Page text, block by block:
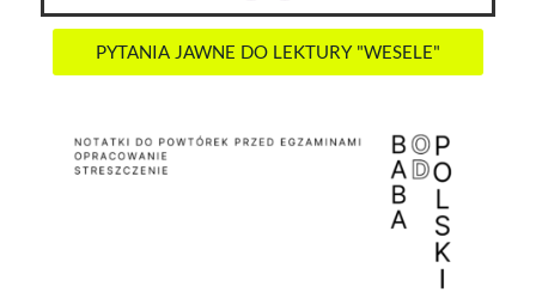
PYTANIA JAWNE DO LEKTURY "WESELE"